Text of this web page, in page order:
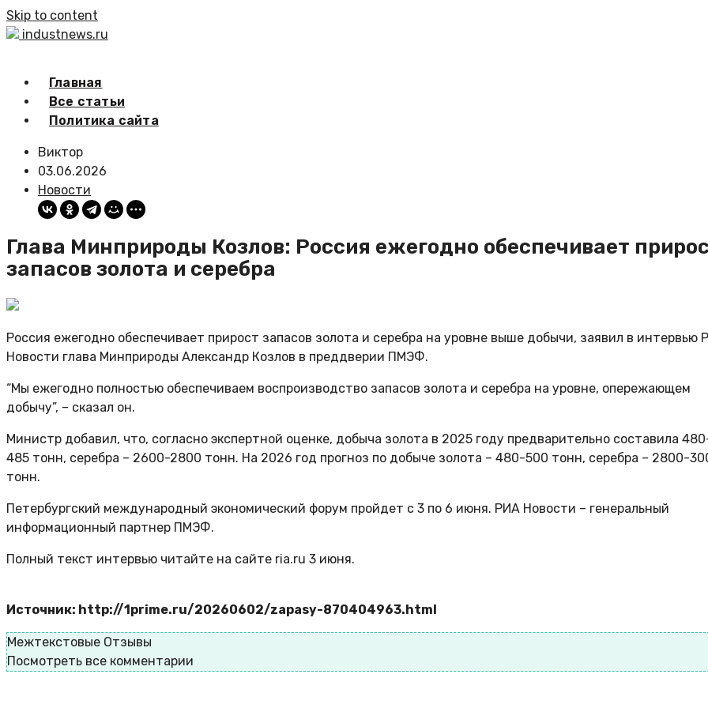
Skip to content
industnews.ru
Главная
Все статьи
Политика сайта
Виктор
03.06.2026
Новости
Глава Минприроды Козлов: Россия ежегодно обеспечивает
запасов золота и серебра
Россия ежегодно обеспечивает прирост запасов золота и серебра на уровне выше добычи, заявил в интервью
Новости глава Минприроды Александр Козлов в преддверии ПМЭФ.
“Мы ежегодно полностью обеспечиваем воспроизводство запасов золота и серебра на уровне, опережающем
добычу”, – сказал он.
Министр добавил, что, согласно экспертной оценке, добыча золота в 2025 году предварительно составила
485 тонн, серебра – 2600-2800 тонн. На 2026 год прогноз по добыче золота – 480-500 тонн, серебра – 2800-
тонн.
Петербургский международный экономический форум пройдет с 3 по 6 июня. РИА Новости – генеральный
информационный партнер ПМЭФ.
Полный текст интервью читайте на сайте ria.ru 3 июня.
Источник: http://1prime.ru/20260602/zapasy-870404963.html
Межтекстовые Отзывы
Посмотреть все комментарии